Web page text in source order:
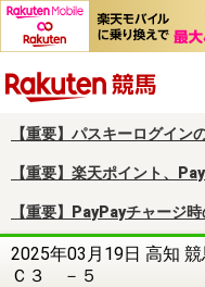
【重要】パスキーログイン
【重要】楽天ポイント、
【重要】PayPayチャージ
2025年03月19日 高知
Ｃ３ －５